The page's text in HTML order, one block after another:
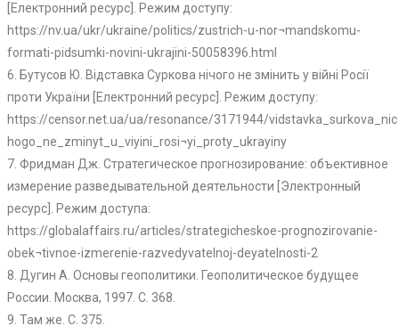
[Електронний ресурс]. Режим доступу:
https://nv.ua/ukr/ukraine/politics/zustrich-u-nor¬mandskomu-
formati-pidsumki-novini-ukrajini-50058396.html
6. Бутусов Ю. Відставка Суркова нічого не змінить у війні Росії
проти України [Електронний ресурс]. Режим доступу:
https://censor.net.ua/ua/resonance/3171944/vidstavka_surkova_nic
hogo_ne_zminyt_u_viyini_rosi¬yi_proty_ukrayiny
7. Фридман Дж. Стратегическое прогнозирование: объективное
измерение разведывательной деятельности [Электронный
ресурс]. Режим доступа:
https://globalaffairs.ru/articles/strategicheskoe-prognozirovanie-
obek¬tivnoe-izmerenie-razvedyvatelnoj-deyatelnosti-2
8. Дугин А. Основы геополитики. Геополитическое будущее
России. Москва, 1997. С. 368.
9. Там же. С. 375.